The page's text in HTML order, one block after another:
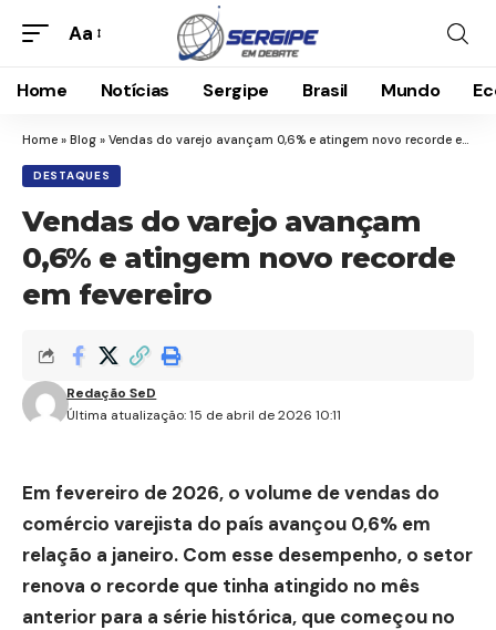
Aa
Home Notícias Sergipe Brasil Mundo
Home » Blog » Vendas do varejo avançam 0,6% e atingem novo recorde em fevereiro
DESTAQUES
Vendas do varejo avançam
0,6% e atingem novo recorde
em fevereiro
Última atualização: 15 de abril de 2026 10:11
Redação SeD
Em fevereiro de 2026, o volume de vendas do
comércio varejista do país avançou 0,6% em
relação a janeiro. Com esse desempenho, o setor
renova o recorde que tinha atingido no mês
anterior para a série histórica, que começou no